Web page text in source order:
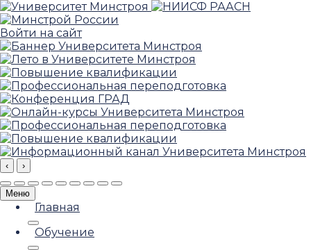
Войти на сайт
‹ ›
Меню
Главная
Обучение